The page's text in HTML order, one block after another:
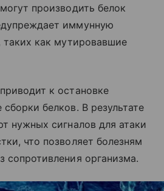
производить белок
иммунную
таких как мутировавшие
к остановке
белков. В результате
нужных сигналов для атаки
что позволяет болезням
сопротивления организма.